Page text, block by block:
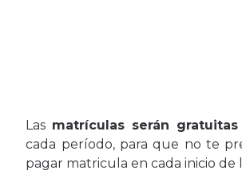
Las matrículas serán
cada período, para que no te
pagar matricula en cada inicio de